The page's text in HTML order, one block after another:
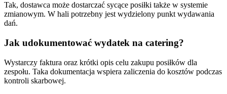
Tak, dostawca może dostarczać sycące posiłki także w systemie
zmianowym. W hali potrzebny jest wydzielony punkt wydawania
dań.
Jak udokumentować wydatek na catering?
Wystarczy faktura oraz krótki opis celu zakupu posiłków dla
zespołu. Taka dokumentacja wspiera zaliczenia do kosztów podczas
kontroli skarbowej.